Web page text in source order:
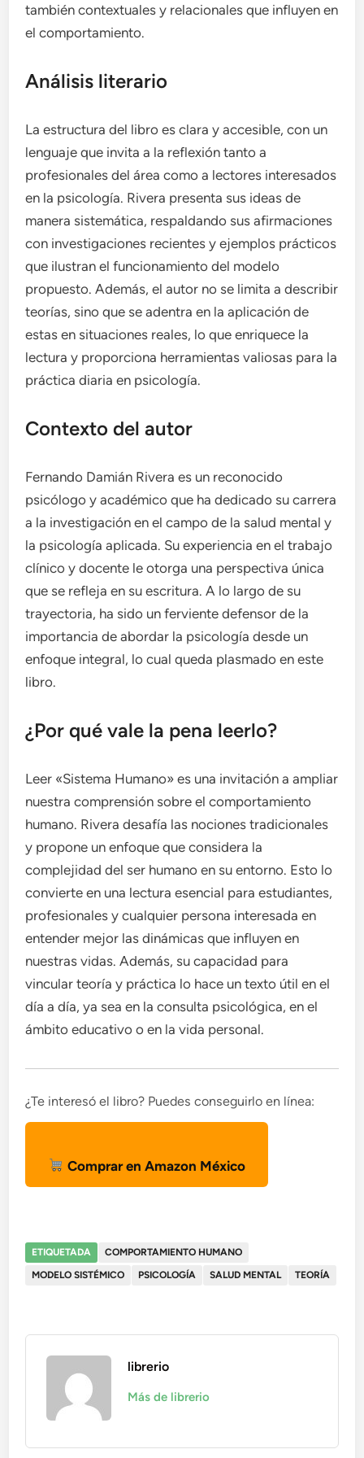
también contextuales y relacionales que influyen en
el comportamiento.
Análisis literario
La estructura del libro es clara y accesible, con un
lenguaje que invita a la reflexión tanto a
profesionales del área como a lectores interesados
en la psicología. Rivera presenta sus ideas de
manera sistemática, respaldando sus afirmaciones
con investigaciones recientes y ejemplos prácticos
que ilustran el funcionamiento del modelo
propuesto. Además, el autor no se limita a describir
teorías, sino que se adentra en la aplicación de
estas en situaciones reales, lo que enriquece la
lectura y proporciona herramientas valiosas para la
práctica diaria en psicología.
Contexto del autor
Fernando Damián Rivera es un reconocido
psicólogo y académico que ha dedicado su carrera
a la investigación en el campo de la salud mental y
la psicología aplicada. Su experiencia en el trabajo
clínico y docente le otorga una perspectiva única
que se refleja en su escritura. A lo largo de su
trayectoria, ha sido un ferviente defensor de la
importancia de abordar la psicología desde un
enfoque integral, lo cual queda plasmado en este
libro.
¿Por qué vale la pena leerlo?
Leer «Sistema Humano» es una invitación a ampliar
nuestra comprensión sobre el comportamiento
humano. Rivera desafía las nociones tradicionales
y propone un enfoque que considera la
complejidad del ser humano en su entorno. Esto lo
convierte en una lectura esencial para estudiantes,
profesionales y cualquier persona interesada en
entender mejor las dinámicas que influyen en
nuestras vidas. Además, su capacidad para
vincular teoría y práctica lo hace un texto útil en el
día a día, ya sea en la consulta psicológica, en el
ámbito educativo o en la vida personal.
¿Te interesó el libro? Puedes conseguirlo en línea:
Comprar en Amazon México
ETIQUETADA
COMPORTAMIENTO HUMANO
MODELO SISTÉMICO
PSICOLOGÍA SALUD MENTAL TEORÍA
librerio
Más de librerio